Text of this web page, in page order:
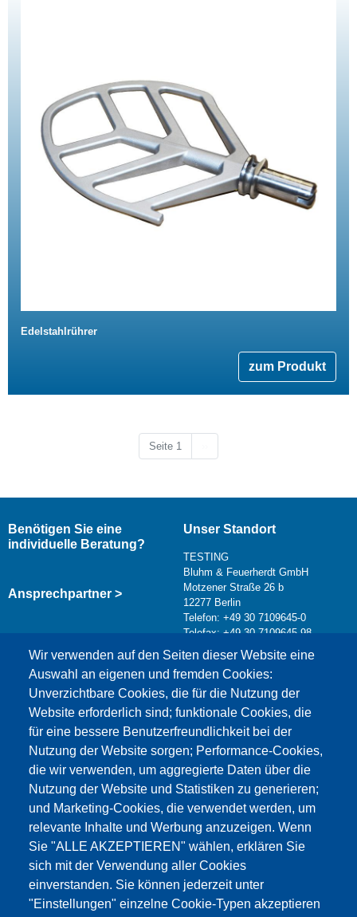
Edelstahlrührer
zum Produkt
Seite 1
Wir verwenden auf den Seiten dieser Website eine
Auswahl an eigenen und fremden Cookies:
Unverzichtbare Cookies, die für die Nutzung der
Website erforderlich sind; funktionale Cookies, die
für eine bessere Benutzerfreundlichkeit bei der
Nutzung der Website sorgen; Performance-Cookies,
die wir verwenden, um aggregierte Daten über die
Nutzung der Website und Statistiken zu generieren;
und Marketing-Cookies, die verwendet werden, um
relevante Inhalte und Werbung anzuzeigen. Wenn
Sie "ALLE AKZEPTIEREN" wählen, erklären Sie
sich mit der Verwendung aller Cookies
einverstanden. Sie können jederzeit unter
"Einstellungen" einzelne Cookie-Typen akzeptieren
Benötigen Sie eine
individuelle Beratung?
Ansprechpartner >
Unser Standort
TESTING
Bluhm & Feuerherdt GmbH
Motzener Straße 26 b
12277 Berlin
Telefon: +49 30 7109645-0
Telefax: +49 30 7109645-98
info@testing.de
Dieser Inhalt ist blockiert, da die Google Maps
Cookies nicht akzeptiert wurden.
NUR DIE GOOGLE MAPS COOKIES
AKZEPTIEREN.
Alle Cookies akzeptieren